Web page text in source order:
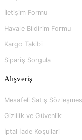
İletişim Formu
Havale Bildirim Formu
Kargo Takibi
Sipariş Sorgula
Alışveriş
Mesafeli Satış
Gizlilik ve Güvenlik
İptal İade Koşullari